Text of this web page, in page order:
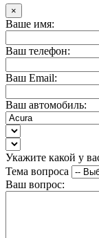
×
Ваше имя:
Ваш телефон:
Ваш Email:
Ваш автомобиль:
Укажите какой у
Тема вопроса
Ваш вопрос: